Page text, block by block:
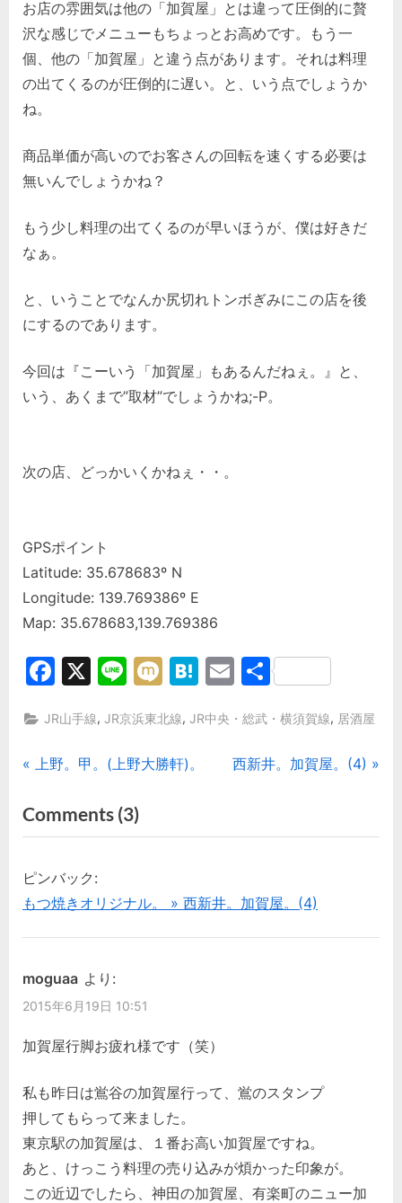
お店の雰囲気は他の「加賀屋」とは違って圧倒的に贅
沢な感じでメニューもちょっとお高めです。もう一
個、他の「加賀屋」と違う点があります。それは料理
の出てくるのが圧倒的に遅い。と、いう点でしょうか
ね。
商品単価が高いのでお客さんの回転を速くする必要は
無いんでしょうかね？
もう少し料理の出てくるのが早いほうが、僕は好きだ
なぁ。
と、いうことでなんか尻切れトンボぎみにこの店を後
にするのであります。
今回は『こーいう「加賀屋」もあるんだねぇ。』と、
いう、あくまで”取材”でしょうかね;-P。
次の店、どっかいくかねぇ・・。
GPSポイント
Latitude: 35.678683º N
Longitude: 139.769386º E
Map: 35.678683,139.769386
Facebook
X LineMixiHatena
Email
共
JR山手線,JR京浜東北線,JR中央・総武・横須賀線, 居酒屋
投
稿
ナ
ビ
ゲ
シ
ョ
P
e
v
o
u
s
o
s
t
上野。甲。(上野大勝軒)。
N
t
s
t
西新井。加賀屋。(4)
Comments (3)on
“東
加
ピンバック:
もつ焼きオリジナル。 » 西新井。加賀屋。(4)
moguaa より:
2015年6月19日 10:51
加賀屋行脚お疲れ様です（笑）
私も昨日は鴬谷の加賀屋行って、鴬のスタンプ
押してもらって来ました。
東京駅の加賀屋は、１番お高い加賀屋ですね。
あと、けっこう料理の売り込みが煩かった印象が。
この近辺でしたら、神田の加賀屋、有楽町のニュー加